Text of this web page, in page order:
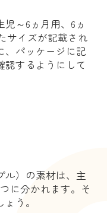
～6ヵ月用、6ヵ
サイズが記載され
、パッケージに記
認するようにして
ル）の素材は、主
に分かれます。そ
う。